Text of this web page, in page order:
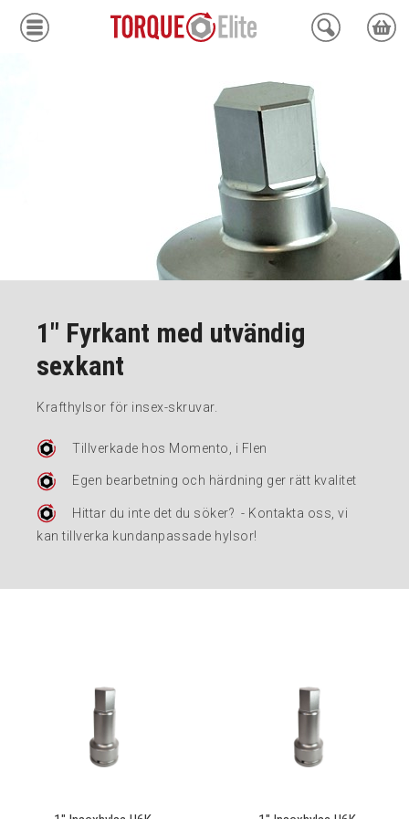
Kundcenter
Mina sidor
1" Fyrkant med utvändig
sexkant
Krafthylsor för insex-skruvar.
Tillverkade hos Momento, i Flen
Egen bearbetning och härdning ger rätt kvalitet
Hittar du inte det du söker? - Kontakta oss, vi
kan tillverka kundanpassade hylsor!